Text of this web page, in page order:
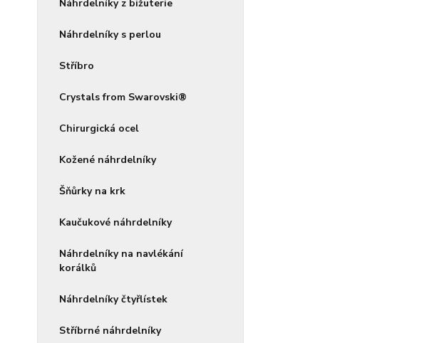
Náhrdelníky z bižuterie
Náhrdelníky s perlou
Stříbro
Crystals from Swarovski®
Chirurgická ocel
Kožené náhrdelníky
Šňůrky na krk
Kaučukové náhrdelníky
Náhrdelníky na navlékání
korálků
Náhrdelníky čtyřlístek
Stříbrné náhrdelníky